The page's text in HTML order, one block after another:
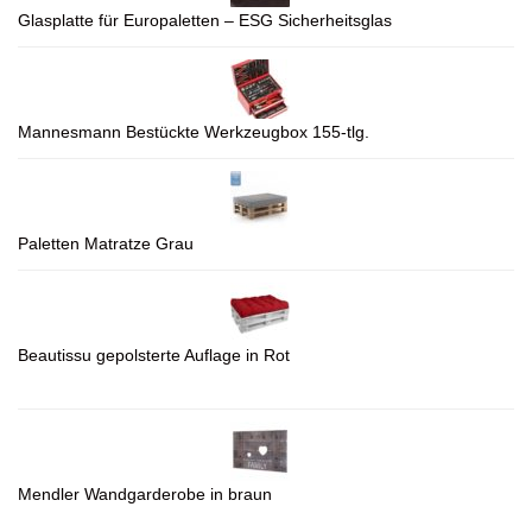
Glasplatte für Europaletten – ESG Sicherheitsglas
Mannesmann Bestückte Werkzeugbox 155-tlg.
Paletten Matratze Grau
Beautissu gepolsterte Auflage in Rot
Mendler Wandgarderobe in braun